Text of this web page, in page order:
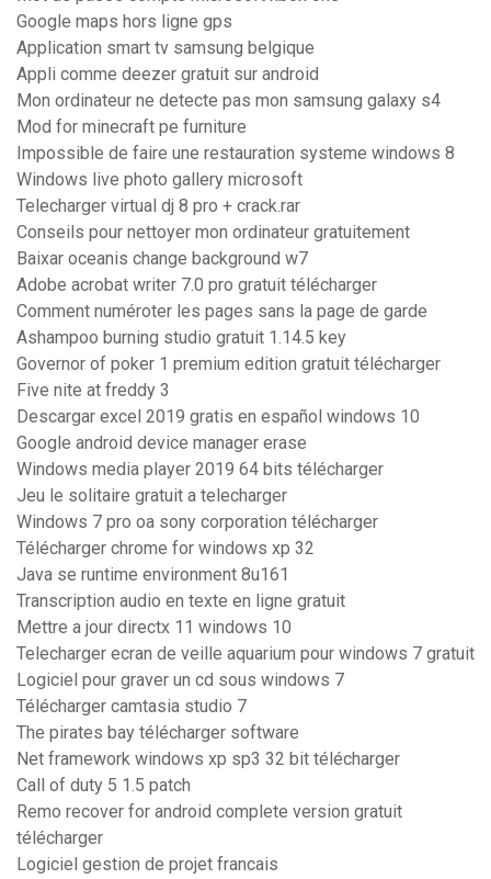
Google maps hors ligne gps
Application smart tv samsung belgique
Appli comme deezer gratuit sur android
Mon ordinateur ne detecte pas mon samsung galaxy s4
Mod for minecraft pe furniture
Impossible de faire une restauration systeme windows 8
Windows live photo gallery microsoft
Telecharger virtual dj 8 pro + crack.rar
Conseils pour nettoyer mon ordinateur gratuitement
Baixar oceanis change background w7
Adobe acrobat writer 7.0 pro gratuit télécharger
Comment numéroter les pages sans la page de garde
Ashampoo burning studio gratuit 1.14.5 key
Governor of poker 1 premium edition gratuit télécharger
Five nite at freddy 3
Descargar excel 2019 gratis en español windows 10
Google android device manager erase
Windows media player 2019 64 bits télécharger
Jeu le solitaire gratuit a telecharger
Windows 7 pro oa sony corporation télécharger
Télécharger chrome for windows xp 32
Java se runtime environment 8u161
Transcription audio en texte en ligne gratuit
Mettre a jour directx 11 windows 10
Telecharger ecran de veille aquarium pour windows 7 gratuit
Logiciel pour graver un cd sous windows 7
Télécharger camtasia studio 7
The pirates bay télécharger software
Net framework windows xp sp3 32 bit télécharger
Call of duty 5 1.5 patch
Remo recover for android complete version gratuit
télécharger
Logiciel gestion de projet francais